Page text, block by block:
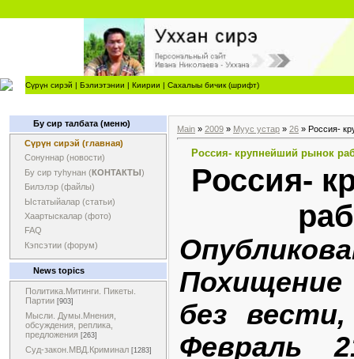
Сүрүн сирэй | Бэлиэтэнии | Киирии | Сахалыы бичик (шрифт)
Бу сир талбата (меню)
Сүрүн сирэй (главная)
Сонуннар (новости)
Бу сир туһунан (КОНТАКТЫ)
Билэлэр (файлы)
Ыстатыйалар (статьи)
Хаартыскалар (фото)
FAQ
Кэпсэтии (форум)
News topics
Политика.Митинги. Пикеты.
Партии [903]
Мысли. Думы.Мнения,
обсуждения, реплика,
предложения [263]
Суд-закон.МВД.Криминал [1283]
Main » 2009 » Муус устар » 26 » Россия-
Россия- крупнейший рынок
Россия-
без
Февраль